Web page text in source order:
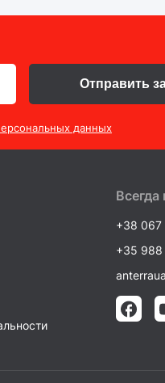
данных
Отправить
Всегда
+38 067
+35 988